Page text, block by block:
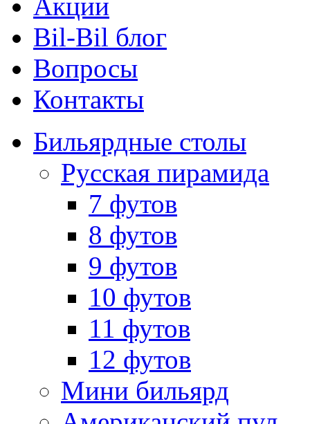
Bil-Bil блог
Вопросы
Контакты
Бильярдные столы
Русская пирамида
7 футов
8 футов
9 футов
10 футов
11 футов
12 футов
Мини бильярд